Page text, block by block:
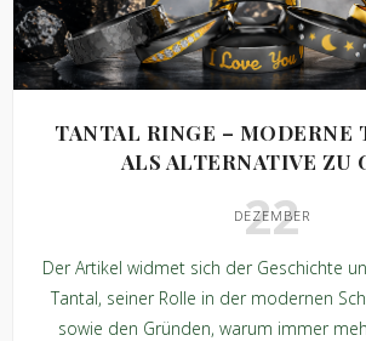
TANTAL RINGE – MODERNE
ALS ALTERNATIVE ZU
22
DEZEMBER
Der Artikel widmet sich der Geschichte
Tantal, seiner Rolle in der modernen
sowie den Gründen, warum immer